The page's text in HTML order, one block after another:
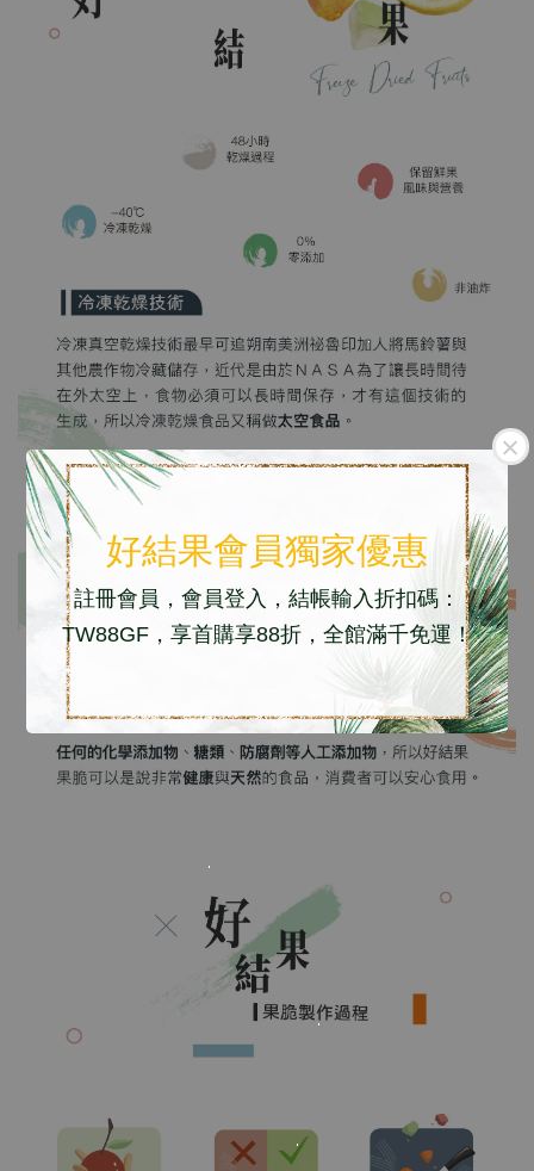
好結果會員獨家優惠
註冊會員，會員登入，結帳輸入折扣碼：
TW88GF，享首購享88折，全館滿千免運！